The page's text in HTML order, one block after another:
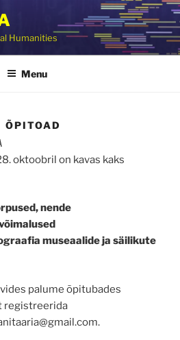
Humanities
Menu
ÕPITOAD
oktoobril on kavas kaks
nende
museaalide ja säilikute
palume õpitubades
registreerida